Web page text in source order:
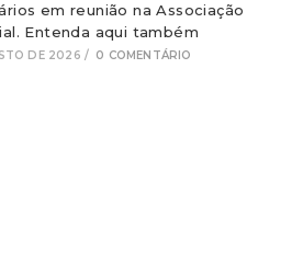
em reunião na Associação
Entenda aqui também
DE 2026 / 0 COMENTÁRIO